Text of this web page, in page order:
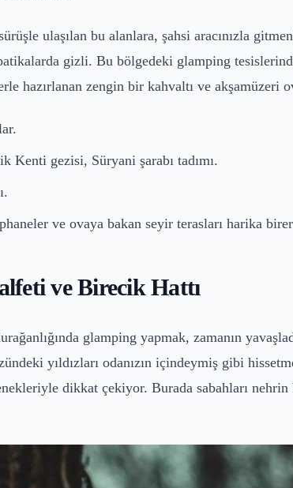
ulaşılan bu alanlara, şahsi aracınızla
gizli. Bu bölgedeki glamping
hazırlanan zengin bir kahvaltı ve akşamüzeri
gezisi, Süryani şarabı tadımı.
ve ovaya bakan seyir terasları harika birer
ve Birecik Hattı
glamping yapmak, zamanın
yıldızları odanızın içindeymiş gibi
dikkat çekiyor. Burada sabahları nehrin